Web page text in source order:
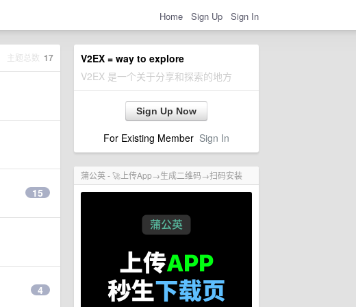
Home Sign Up Sign In
V2EX = way to explore
V2EX 是一个关于分享和探索的地方
Sign Up Now
For Existing Member Sign In
蒲公英 - 🚀上传App→生成二维码→扫码安装
主题总数 17
15
4